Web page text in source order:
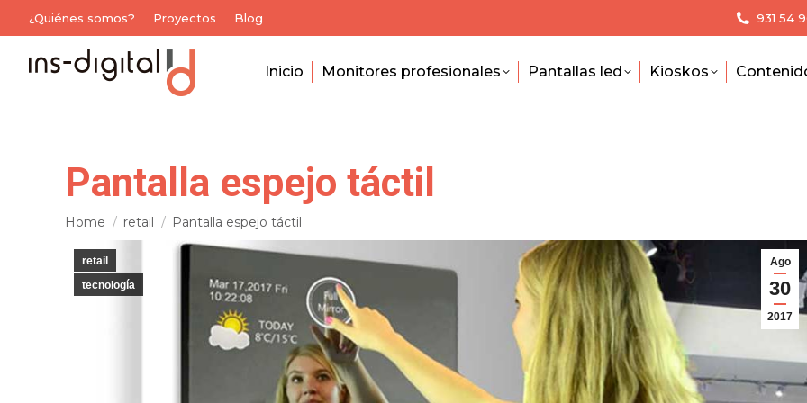
¿Quiénes somos? Proyectos Blog 931 54
Inicio Monitores profesionales Pantallas led Kioskos
Pantalla espejo táctil
You are here:
Home retail Pantalla espejo táctil
Ago
30
2017
retail
tecnología